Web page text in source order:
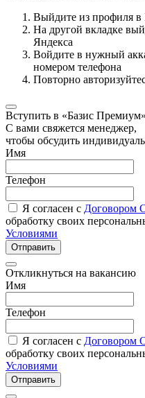
Выйдите из профиля в
На другой вкладке
Яндекса
Войдите в нужный
номером телефона
Повторно
Вступить в «Базис Премиум»
С вами свяжется менеджер,
чтобы обсудить
Имя
Телефон
Я согласен с Договором
обработку своих
Условиями
Отправить
Откликнуться на вакансию
Имя
Телефон
Я согласен с Договором
обработку своих
Условиями
Отправить